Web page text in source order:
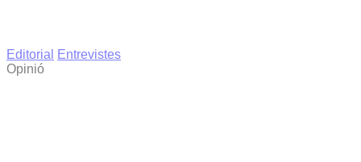
Editorial
Entrevistes
Opinió